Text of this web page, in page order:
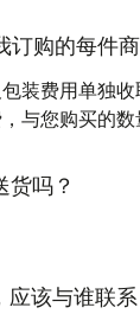
购的每件
装费用单独
与您购买的数
吗？
该与谁联系